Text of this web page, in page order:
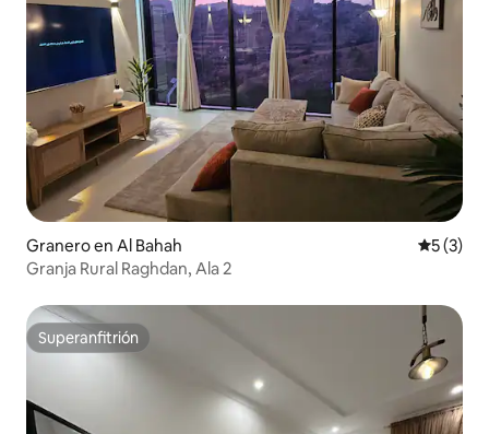
Granero en Al Bahah
5 (3)
Granja Rural Raghdan, Ala 2
Superanfitrión
Superanfitrión